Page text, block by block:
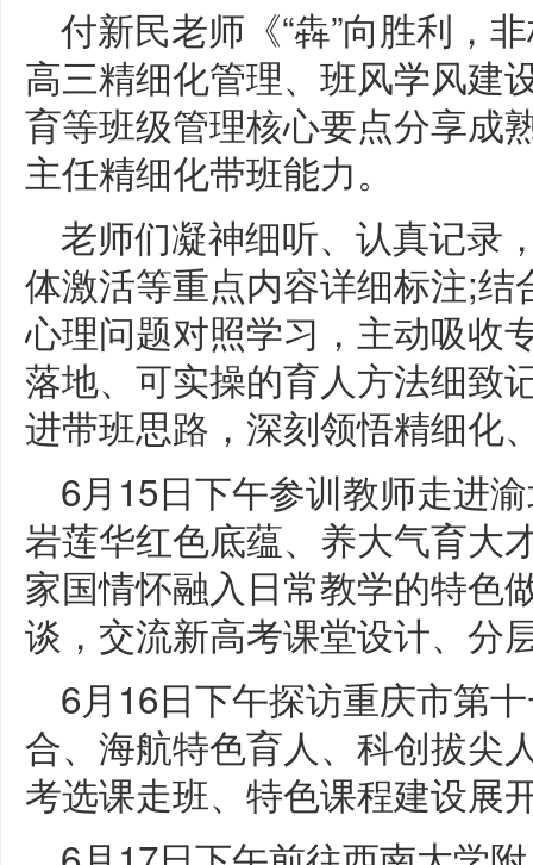
付新民老师《“犇”向胜利，
高三精细化管理、班风学风建
育等班级管理核心要点分享成
主任精细化带班能力。
老师们凝神细听、认真记录
体激活等重点内容详细标注;
心理问题对照学习，主动吸收
落地、可实操的育人方法细致
进带班思路，深刻领悟精细化
6月15日下午参训教师走进
岩莲华红色底蕴、养大气育大
家国情怀融入日常教学的特色
谈，交流新高考课堂设计、分
6月16日下午探访重庆市第
合、海航特色育人、科创拔尖
考选课走班、特色课程建设展